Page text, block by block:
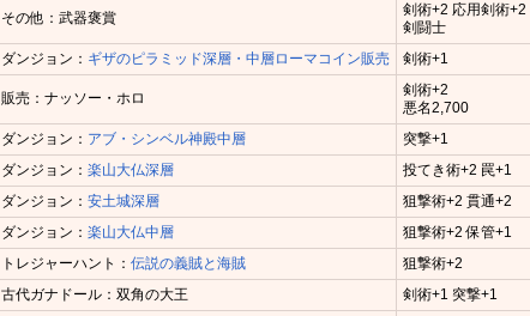
その他：武器褒賞
剣術+2 応用剣術+2
剣闘士
ダンジョン： ギザのピラミッド深層・中層ローマコイン販売 剣術+1
販売：ナッソー・ホロ
剣術+2
悪名2,700
ダンジョン： アブ・シンベル神殿中層
突撃+1
ダンジョン：楽山大仏深層
投てき術+2 罠+1
ダンジョン：安土城深層
狙撃術+2 貫通+2
ダンジョン：楽山大仏中層
狙撃術+2 保管+1
トレジャーハント：伝説の義賊と海賊
狙撃術+2
古代ガナドール：双角の大王
剣術+1 突撃+1